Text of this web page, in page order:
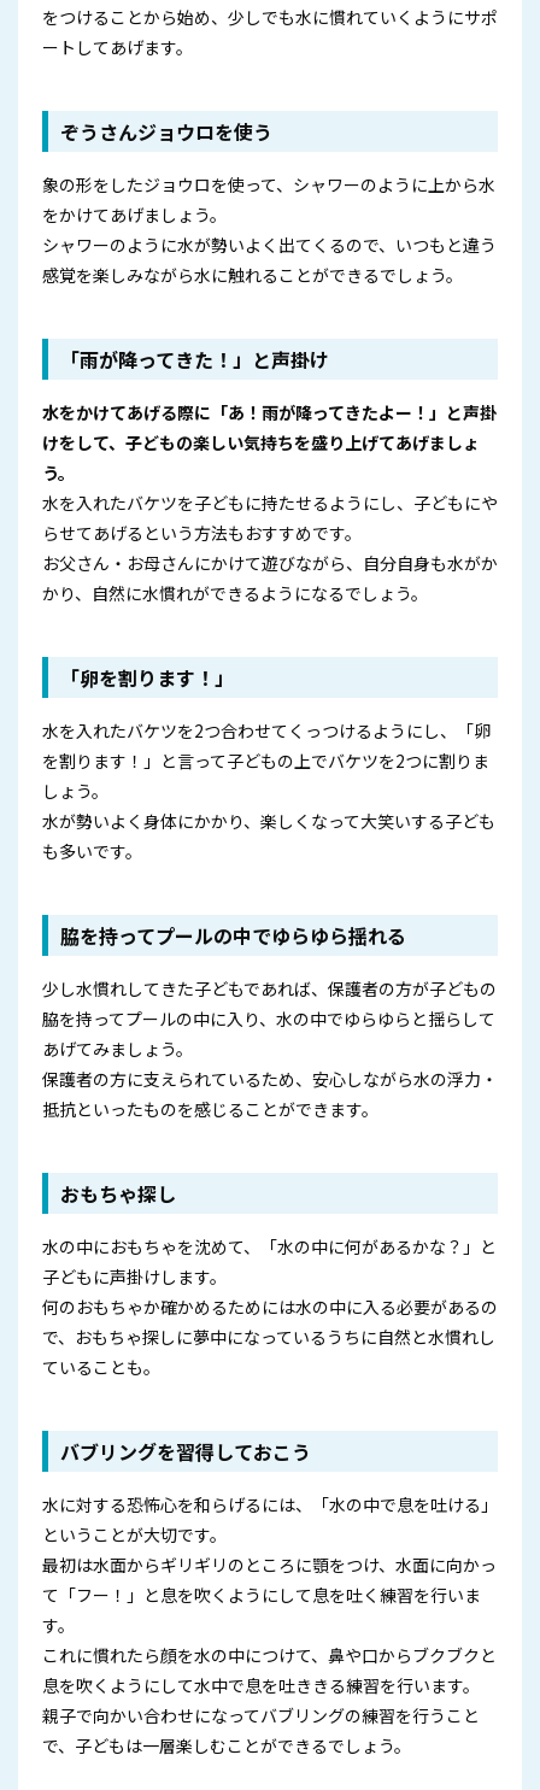
をつけることから始め、少しでも水に慣れていくようにサポ
ートしてあげます。
ぞうさんジョウロを使う
象の形をしたジョウロを使って、シャワーのように上から水
をかけてあげましょう。
シャワーのように水が勢いよく出てくるので、いつもと違う
感覚を楽しみながら水に触れることができるでしょう。
「雨が降ってきた！」と声掛け
水をかけてあげる際に「あ！雨が降ってきたよー！」と声掛
けをして、子どもの楽しい気持ちを盛り上げてあげましょ
う。
水を入れたバケツを子どもに持たせるようにし、子どもにや
らせてあげるという方法もおすすめです。
お父さん・お母さんにかけて遊びながら、自分自身も水がか
かり、自然に水慣れができるようになるでしょう。
「卵を割ります！」
水を入れたバケツを2つ合わせてくっつけるようにし、「卵
を割ります！」と言って子どもの上でバケツを2つに割りま
しょう。
水が勢いよく身体にかかり、楽しくなって大笑いする子ども
も多いです。
脇を持ってプールの中でゆらゆら揺れる
少し水慣れしてきた子どもであれば、保護者の方が子どもの
脇を持ってプールの中に入り、水の中でゆらゆらと揺らして
あげてみましょう。
保護者の方に支えられているため、安心しながら水の浮力・
抵抗といったものを感じることができます。
おもちゃ探し
水の中におもちゃを沈めて、「水の中に何があるかな？」と
子どもに声掛けします。
何のおもちゃか確かめるためには水の中に入る必要があるの
で、おもちゃ探しに夢中になっているうちに自然と水慣れし
ていることも。
バブリングを習得しておこう
水に対する恐怖心を和らげるには、「水の中で息を吐ける」
ということが大切です。
最初は水面からギリギリのところに顎をつけ、水面に向かっ
て「フー！」と息を吹くようにして息を吐く練習を行いま
す。
これに慣れたら顔を水の中につけて、鼻や口からブクブクと
息を吹くようにして水中で息を吐ききる練習を行います。
親子で向かい合わせになってバブリングの練習を行うこと
で、子どもは一層楽しむことができるでしょう。